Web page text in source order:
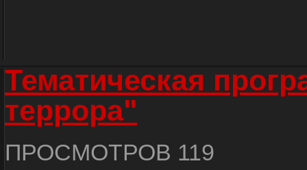
Тематическая
террора"
ПРОСМОТРОВ 119